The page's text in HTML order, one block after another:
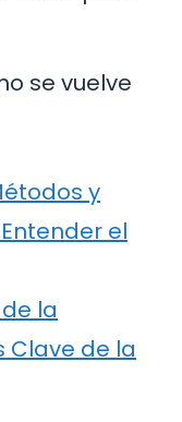
se vuelve
y
el
la
Clave de la